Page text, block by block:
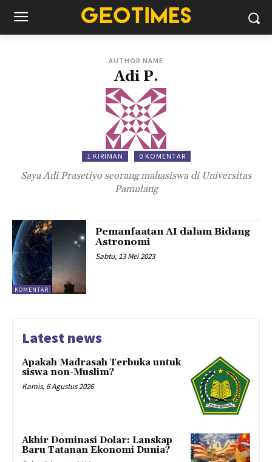
AUTHOR NAME
Adi P.
1 KIRIMAN 0 KOMENTAR
Saya Adi Prasetiyo seorang mahasiswa di Universitas
Pamulang
KOMENTAR
Pemanfaatan AI dalam Bidang
Astronomi
Sabtu, 13 Mei 2023
Latest news
Apakah Madrasah Terbuka untuk
siswa non-Muslim?
Kamis, 6 Agustus 2026
Akhir Dominasi Dolar: Lanskap
Baru Tatanan Ekonomi Dunia?